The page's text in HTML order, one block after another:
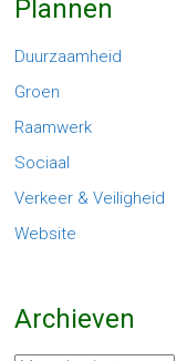
Plannen
Duurzaamheid
Groen
Raamwerk
Sociaal
Verkeer & Veiligheid
Website
Archieven